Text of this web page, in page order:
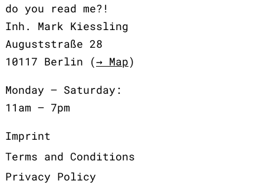
do you read me?!
Inh. Mark Kiessling
Auguststraße 28
10117 Berlin (→ Map)
Monday – Saturday:
11am – 7pm
Imprint
Terms and Conditions
Privacy Policy